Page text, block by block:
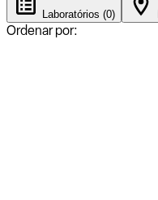
Laboratórios (0)
Ordenar por: